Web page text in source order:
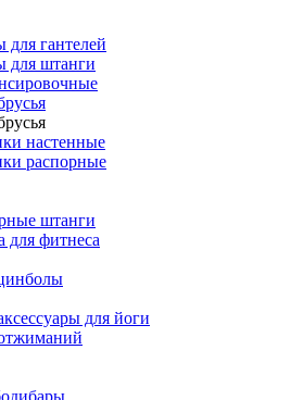
для гантелей
для штанги
настенные
распорные
штанги
для фитнеса
для йоги